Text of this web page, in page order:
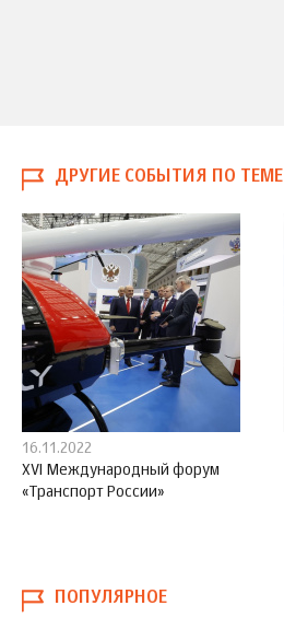
ДРУГИЕ СОБЫТИЯ ПО ТЕМЕ
16.11.2022
XVI Международный форум
«Транспорт России»
ПОПУЛЯРНОЕ